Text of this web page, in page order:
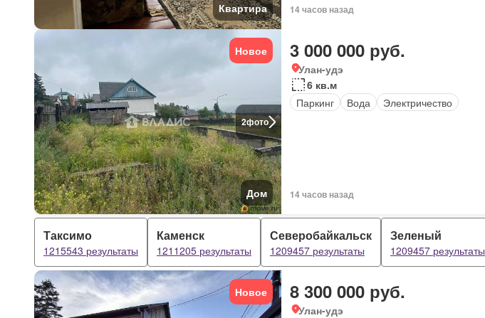
Квартира 14 часов назад
2фото
Новое
Дом
3 000 000 руб.
Улан-удэ
6 кв.м
Паркинг
Вода Электричество
14 часов назад
Таксимо
1215543 результаты
Каменск
1211205 результаты
Северобайкальск
1209457 результаты
Зеленый
1209457 результаты
Новое 8 300 000 руб.
Улан-удэ